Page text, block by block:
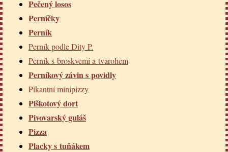
Pečený losos
Perníčky
Perník
Perník podle Dity P.
Perník s broskvemi a tvarohem
Perníkový závin s povidly
Pikantní minipizzy
Piškotový dort
Pivovarský guláš
Pizza
Placky s tuňákem